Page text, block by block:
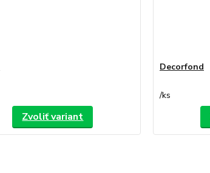
Zvoliť variant
Decorfond
/ks